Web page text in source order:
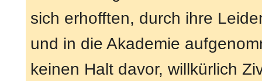
sich erhofften, durch ihre
und in die Akademie
keinen Halt davor, willkürlich